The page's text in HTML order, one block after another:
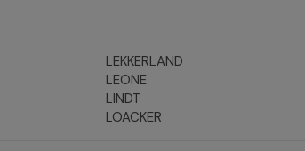
LEKKERLAND
LEONE
LINDT
LOACKER